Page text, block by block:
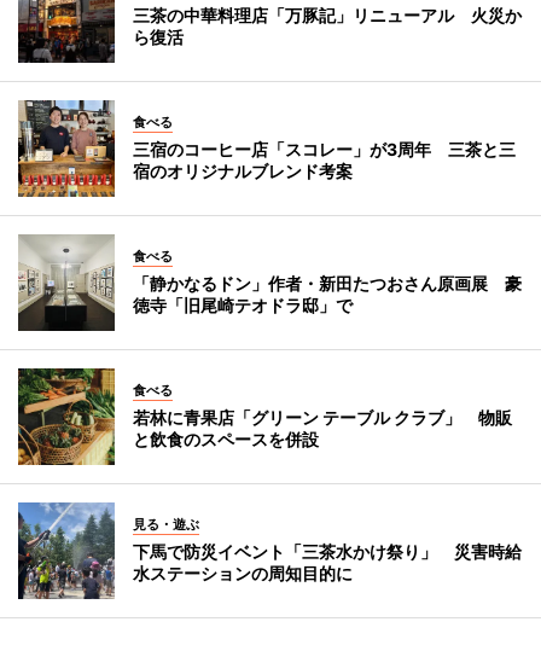
三茶の中華料理店「万豚記」リニューアル 火災か
ら復活
食べる
三宿のコーヒー店「スコレー」が3周年 三茶と三
宿のオリジナルブレンド考案
食べる
「静かなるドン」作者・新田たつおさん原画展 豪
徳寺「旧尾崎テオドラ邸」で
食べる
若林に青果店「グリーン テーブル クラブ」 物販
と飲食のスペースを併設
見る・遊ぶ
下馬で防災イベント「三茶水かけ祭り」 災害時給
水ステーションの周知目的に